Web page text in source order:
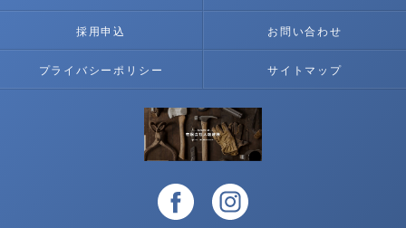
採用申込 お問い合わせ
プライバシーポリシー サイトマップ